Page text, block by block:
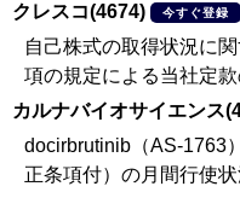
クレスコ(4674)
今すぐ登録
自己株式の取得状況に
項の規定による当社定
カルナバイオサイエンス
docirbrutinib（AS-1763
正条項付）の月間行使